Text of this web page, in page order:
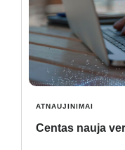
ATNAUJINIMAI
Centas nauja